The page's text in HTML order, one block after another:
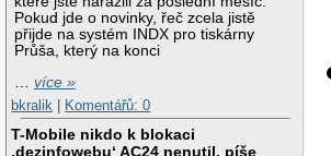
Pokud jde o novinky, řeč zcela jistě
přijde na systém INDX pro tiskárny
Průša, který na konci
…více »
bkralik
Komentářů: 0
T-Mobile nikdo k blokaci
‚dezinfowebu‘ AC24 nenutil, píše